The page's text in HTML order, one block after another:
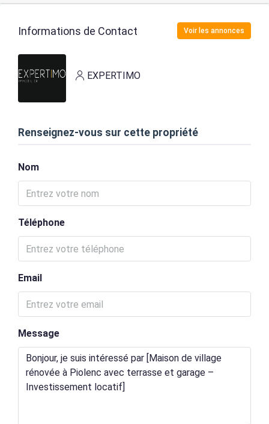
Informations de Contact Voir les annonces
EXPERTIMO
Renseignez-vous sur cette propriété
Nom
Téléphone
Email
Message